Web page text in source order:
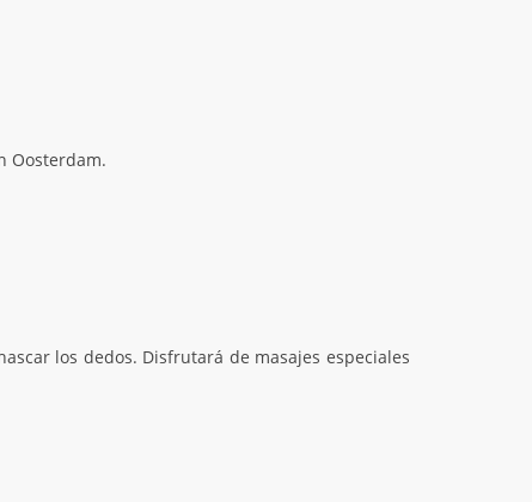
Oosterdam.
los dedos. Disfrutará de masajes especiales